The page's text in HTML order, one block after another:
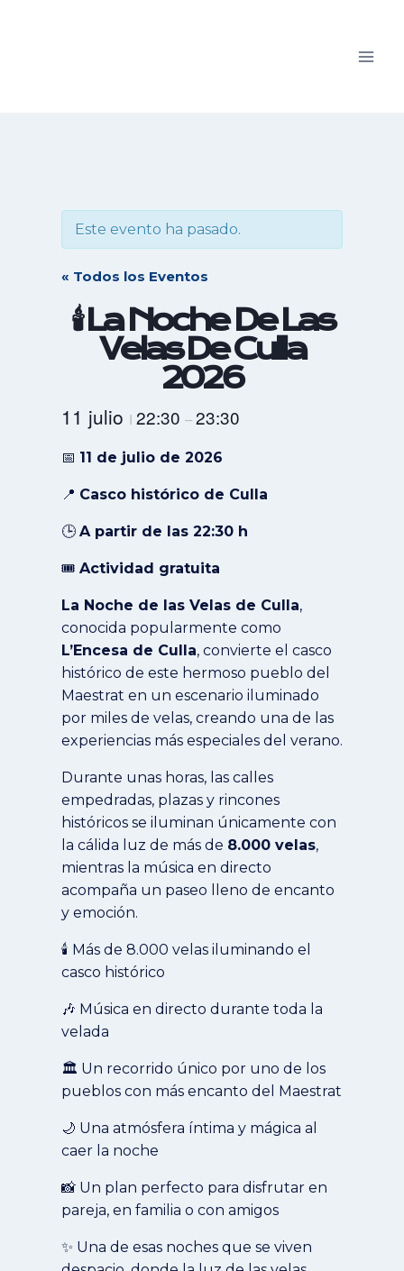
Este evento ha pasado.
« Todos los Eventos
🕯️ La Noche De Las
Velas De Culla
2026
11 julio I 22:30 –23:30
📅 11 de julio de 2026
📍 Casco histórico de Culla
🕒 A partir de las 22:30 h
🎟️ Actividad gratuita
La Noche de las Velas de Culla,
conocida popularmente como
L’Encesa de Culla, convierte el casco
histórico de este hermoso pueblo del
Maestrat en un escenario iluminado
por miles de velas, creando una de las
experiencias más especiales del verano.
Durante unas horas, las calles
empedradas, plazas y rincones
históricos se iluminan únicamente con
la cálida luz de más de 8.000 velas,
mientras la música en directo
acompaña un paseo lleno de encanto
y emoción.
🕯️ Más de 8.000 velas iluminando el
casco histórico
🎶 Música en directo durante toda la
velada
🏛️ Un recorrido único por uno de los
pueblos con más encanto del Maestrat
🌙 Una atmósfera íntima y mágica al
caer la noche
📸 Un plan perfecto para disfrutar en
pareja, en familia o con amigos
✨ Una de esas noches que se viven